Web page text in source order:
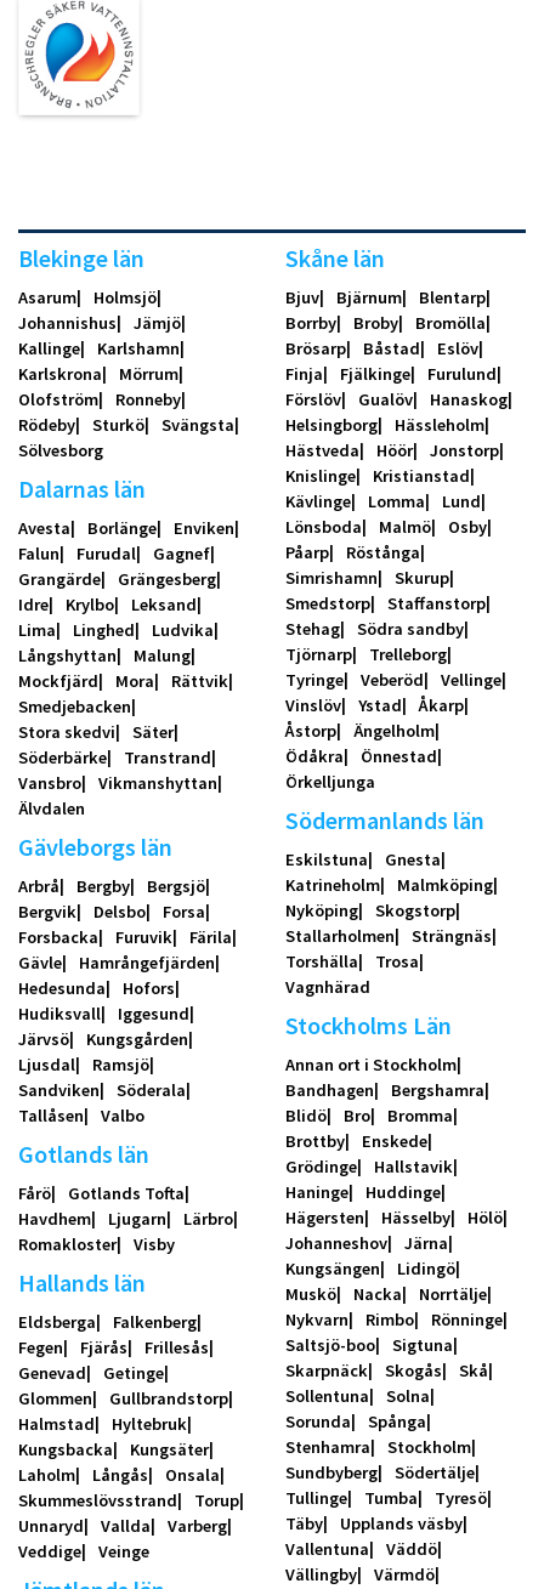
Blekinge län
Asarum
Holmsjö
Johannishus
Jämjö
Kallinge
Karlshamn
Karlskrona
Mörrum
Olofström
Ronneby
Rödeby
Sturkö
Svängsta
Sölvesborg
Dalarnas län
Avesta Borlänge
Enviken
Falun
Furudal
Gagnef
Grangärde
Grängesberg
Idre
Krylbo
Leksand
Lima
Linghed
Ludvika
Långshyttan
Malung
Mockfjärd
Mora
Rättvik
Smedjebacken
Stora skedvi
Säter
Söderbärke
Transtrand
Vansbro
Vikmanshyttan
Älvdalen
Gävleborgs län
Arbrå Bergby
Bergsjö
Bergvik
Delsbo
Forsa
Forsbacka
Furuvik
Färila
Gävle
Hamrångefjärden
Hedesunda
Hofors
Hudiksvall
Iggesund
Järvsö
Kungsgården
Ljusdal
Ramsjö
Sandviken
Söderala
Tallåsen
Valbo
Gotlands län
Fårö
Gotlands Tofta
Havdhem
Ljugarn
Lärbro
Romakloster
Visby
Hallands län
Eldsberga
Falkenberg
Fegen
Fjärås
Frillesås
Genevad
Getinge
Glommen
Gullbrandstorp
Halmstad
Hyltebruk
Kungsbacka
Kungsäter
Laholm
Långås
Onsala
Skummeslövsstrand
Torup
Unnaryd
Vallda
Varberg
Veddige
Veinge
Skåne län
Bjuv Bjärnum
Blentarp
Borrby
Broby
Bromölla
Brösarp
Båstad
Eslöv
Finja
Fjälkinge
Furulund
Förslöv
Gualöv
Hanaskog
Helsingborg
Hässleholm
Hästveda
Höör
Jonstorp
Knislinge
Kristianstad
Kävlinge
Lomma
Lund
Lönsboda
Malmö
Osby
Påarp
Röstånga
Simrishamn
Skurup
Smedstorp
Staffanstorp
Stehag
Södra sandby
Tjörnarp
Trelleborg
Tyringe
Veberöd
Vellinge
Vinslöv
Ystad
Åkarp
Åstorp
Ängelholm
Ödåkra
Önnestad
Örkelljunga
Södermanlands län
Eskilstuna
Gnesta
Katrineholm
Malmköping
Nyköping
Skogstorp
Stallarholmen
Strängnäs
Torshälla
Trosa
Vagnhärad
Stockholms Län
Annan ort i Stockholm
Bandhagen
Bergshamra
Blidö
Bro
Bromma
Brottby
Enskede
Grödinge
Hallstavik
Haninge
Huddinge
Hägersten
Hässelby
Hölö
Johanneshov
Järna
Kungsängen
Lidingö
Muskö
Nacka
Norrtälje
Nykvarn
Rimbo
Rönninge
Saltsjö-boo
Sigtuna
Skarpnäck
Skogås
Skå
Sollentuna
Solna
Sorunda
Spånga
Stenhamra
Stockholm
Sundbyberg
Södertälje
Tullinge
Tumba
Tyresö
Täby
Upplands väsby
Vallentuna
Väddö
Vällingby
Värmdö